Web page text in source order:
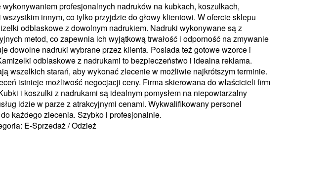
profesjonalnych nadruków na kubkach, koszulkach,
innym, co tylko przyjdzie do głowy klientowi. W ofercie sklepu
odblaskowe z dowolnym nadrukiem. Nadruki wykonywane są z
metod, co zapewnia ich wyjątkową trwałość i odporność na zmywanie
dowolne nadruki wybrane przez klienta. Posiada też gotowe wzorce i
odblaskowe z nadrukami to bezpieczeństwo i idealna reklama.
wszelkich starań, aby wykonać zlecenie w możliwie najkrótszym terminie.
istnieje możliwość negocjacji ceny. Firma skierowana do właścicieli firm
i koszulki z nadrukami są idealnym pomysłem na niepowtarzalny
idzie w parze z atrakcyjnymi cenami. Wykwalifikowany personel
każdego zlecenia. Szybko i profesjonalnie.
E-Sprzedaż / Odzież